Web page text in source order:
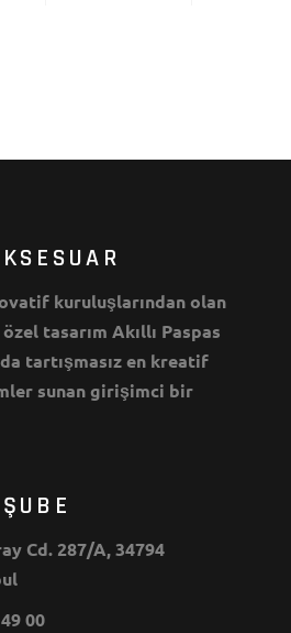
kuruluşlarından olan
tasarım Akıllı Paspas
tartışmasız en kreatif
sunan girişimci bir
Cd. 287/A, 34794
00